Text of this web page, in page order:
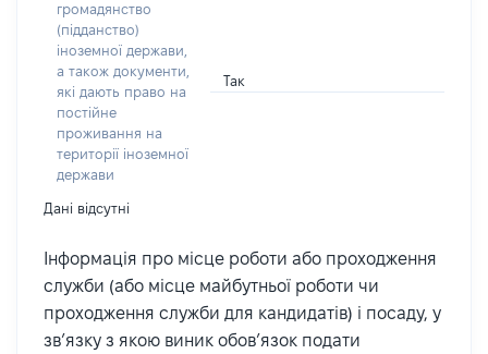
громадянство
(підданство)
іноземної держави,
а також документи,
які дають право на
постійне
проживання на
території іноземної
держави
Так
Дані відсутні
Інформація про місце роботи або проходження
служби (або місце майбутньої роботи чи
проходження служби для кандидатів) і посаду, у
зв’язку з якою виник обов’язок подати